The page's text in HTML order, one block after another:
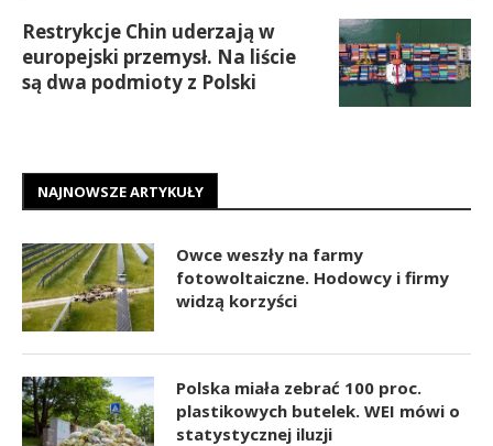
Restrykcje Chin uderzają w
europejski przemysł. Na liście
są dwa podmioty z Polski
NAJNOWSZE ARTYKUŁY
Owce weszły na farmy
fotowoltaiczne. Hodowcy i firmy
widzą korzyści
Polska miała zebrać 100 proc.
plastikowych butelek. WEI mówi o
statystycznej iluzji